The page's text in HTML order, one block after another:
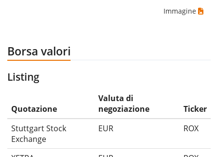
Immagine
Borsa valori
Listing
Quotazione
Valuta di
negoziazione
Ticker
Stuttgart Stock
Exchange
EUR ROX